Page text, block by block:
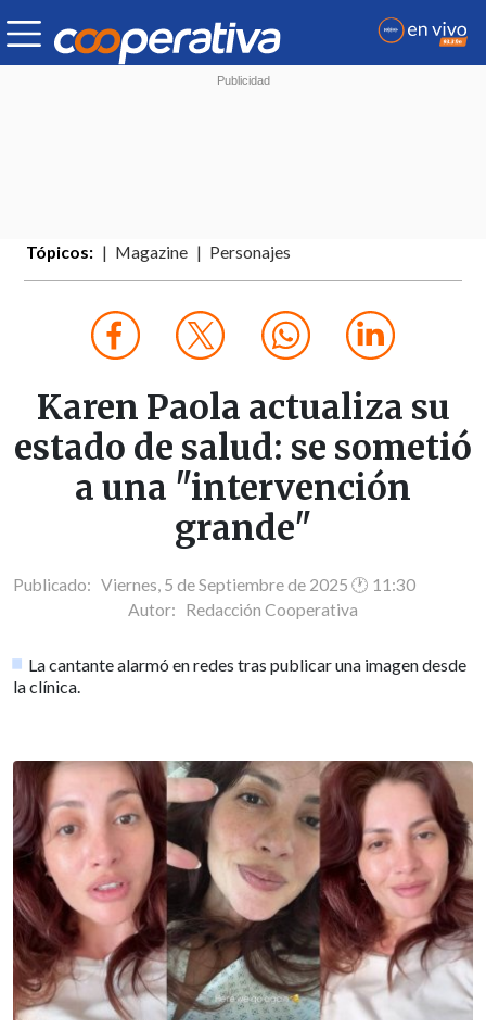
Tópicos: Magazine Personajes
Karen Paola actualiza su
estado de salud: se sometió
a una "intervención
grande"
Publicado: Viernes, 5 de Septiembre de 2025 🕐 11:30
Autor: Redacción Cooperativa
La cantante alarmó en redes tras publicar una imagen desde
la clínica.